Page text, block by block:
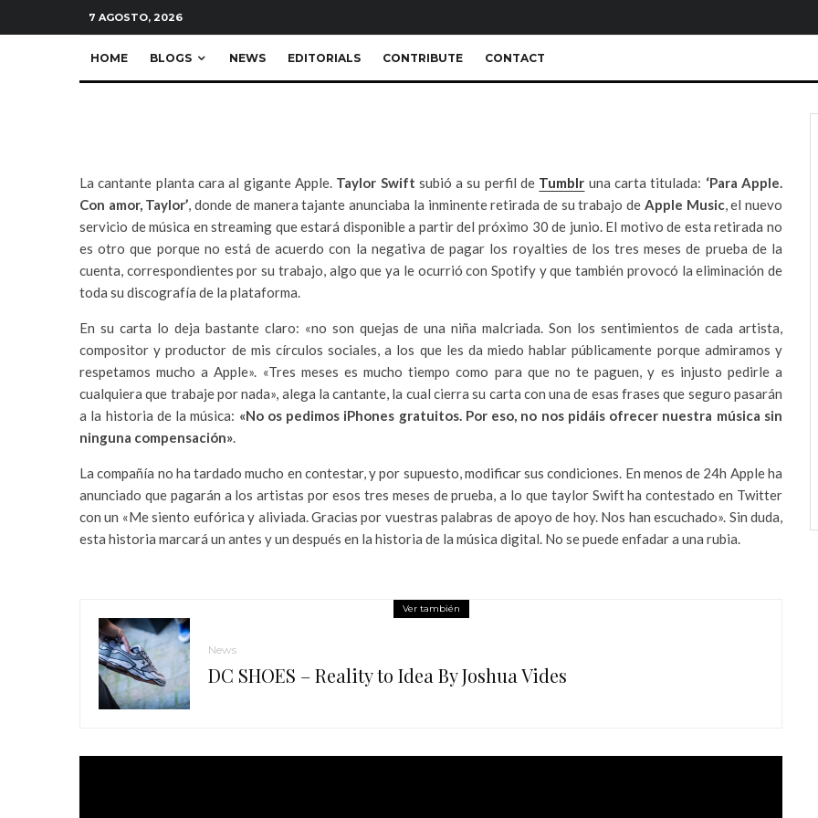
7 AGOSTO, 2026
HOME BLOGS NEWS EDITORIALS CONTRIBUTE CONTACT
La cantante planta cara al gigante Apple. Taylor Swift subió a su perfil de Tumblr una carta titulada: ‘Para Apple.
Con amor, Taylor’, donde de manera tajante anunciaba la inminente retirada de su trabajo de Apple Music, el nuevo
servicio de música en streaming que estará disponible a partir del próximo 30 de junio. El motivo de esta retirada no
es otro que porque no está de acuerdo con la negativa de pagar los royalties de los tres meses de prueba de la
cuenta, correspondientes por su trabajo, algo que ya le ocurrió con Spotify y que también provocó la eliminación de
toda su discografía de la plataforma.
En su carta lo deja bastante claro: «no son quejas de una niña malcriada. Son los sentimientos de cada artista,
compositor y productor de mis círculos sociales, a los que les da miedo hablar públicamente porque admiramos y
respetamos mucho a Apple». «Tres meses es mucho tiempo como para que no te paguen, y es injusto pedirle a
cualquiera que trabaje por nada», alega la cantante, la cual cierra su carta con una de esas frases que seguro pasarán
a la historia de la música: «No os pedimos iPhones gratuitos. Por eso, no nos pidáis ofrecer nuestra música sin
ninguna compensación».
La compañía no ha tardado mucho en contestar, y por supuesto, modificar sus condiciones. En menos de 24h Apple ha
anunciado que pagarán a los artistas por esos tres meses de prueba, a lo que taylor Swift ha contestado en Twitter
con un «Me siento eufórica y aliviada. Gracias por vuestras palabras de apoyo de hoy. Nos han escuchado». Sin duda,
esta historia marcará un antes y un después en la historia de la música digital. No se puede enfadar a una rubia.
Ver también
News
DC SHOES – Reality to Idea By Joshua Vides